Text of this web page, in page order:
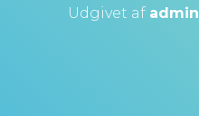
Udgivet af admin